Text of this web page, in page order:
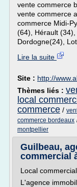
vente commerce
vente commerce
commerce Midi-
(64), Hérault (34),
Dordogne(24),
Lire la suite
Site : http://
Thèmes liés :
local
commerce /
commerce bordeaux
montpellier
Guilbeau,
commercial
Local
L'agence